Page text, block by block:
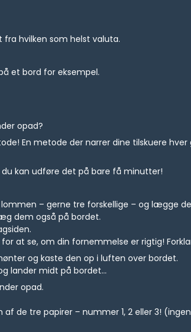
hvilken som helst valuta.
et bord for eksempel.
opad?
En metode der narrer dine tilskuere
kan udføre det på bare få minutter!
– gerne tre forskellige – og lægge
dem også på bordet.
at se, om din fornemmelse er rigtig!
og kaste den op i luften over bordet.
lander midt på bordet...
opad.
de tre papirer – nummer 1, 2 eller 3!